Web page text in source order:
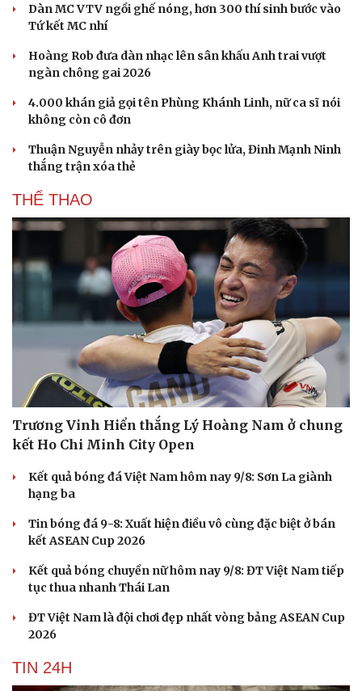
Dàn MC VTV ngồi ghế nóng, hơn 300 thí sinh bước vào
Tứ kết MC nhí
Hoàng Rob đưa dàn nhạc lên sân khấu Anh trai vượt
ngàn chông gai 2026
4.000 khán giả gọi tên Phùng Khánh Linh, nữ ca sĩ nói
không còn cô đơn
Thuận Nguyễn nhảy trên giày bọc lửa, Đinh Mạnh Ninh
thắng trận xóa thẻ
THỂ THAO
Trương Vinh Hiển thắng Lý Hoàng Nam ở chung
kết Ho Chi Minh City Open
Kết quả bóng đá Việt Nam hôm nay 9/8: Sơn La giành
hạng ba
Tin bóng đá 9-8: Xuất hiện điều vô cùng đặc biệt ở bán
kết ASEAN Cup 2026
Kết quả bóng chuyền nữ hôm nay 9/8: ĐT Việt Nam tiếp
tục thua nhanh Thái Lan
ĐT Việt Nam là đội chơi đẹp nhất vòng bảng ASEAN Cup
2026
TIN 24H